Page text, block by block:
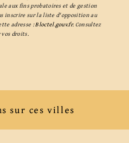
aux fins probatoires et de gestion
inscrire sur la liste d'opposition au
adresse :Bloctel.gouv.fr. Consultez
droits.
sur ces villes